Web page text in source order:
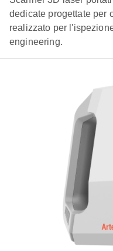
dedicate progettate per
realizzato per
engineering.